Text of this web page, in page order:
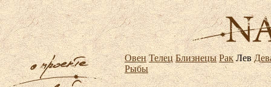
Овен Телец Близнецы Рак Лев
Рыбы